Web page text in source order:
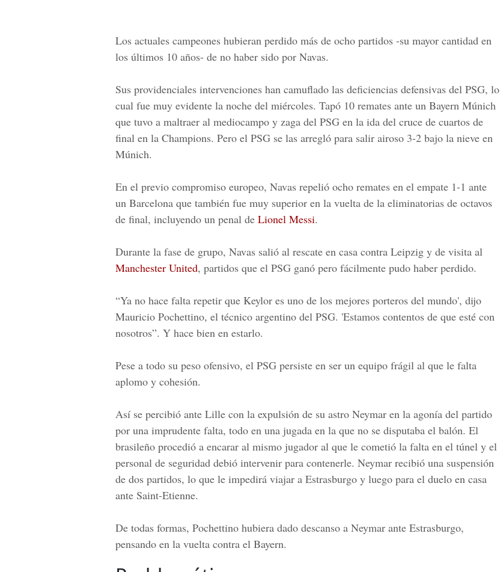
Los actuales campeones hubieran perdido más de ocho partidos -su mayor cantidad en
los últimos 10 años- de no haber sido por Navas.
Sus providenciales intervenciones han camuflado las deficiencias defensivas del PSG, lo
cual fue muy evidente la noche del miércoles. Tapó 10 remates ante un Bayern Múnich
que tuvo a maltraer al mediocampo y zaga del PSG en la ida del cruce de cuartos de
final en la Champions. Pero el PSG se las arregló para salir airoso 3-2 bajo la nieve en
Múnich.
En el previo compromiso europeo, Navas repelió ocho remates en el empate 1-1 ante
un Barcelona que también fue muy superior en la vuelta de la eliminatorias de octavos
de final, incluyendo un penal de Lionel Messi.
Durante la fase de grupo, Navas salió al rescate en casa contra Leipzig y de visita al
Manchester United, partidos que el PSG ganó pero fácilmente pudo haber perdido.
“Ya no hace falta repetir que Keylor es uno de los mejores porteros del mundo', dijo
Mauricio Pochettino, el técnico argentino del PSG. 'Estamos contentos de que esté con
nosotros”. Y hace bien en estarlo.
Pese a todo su peso ofensivo, el PSG persiste en ser un equipo frágil al que le falta
aplomo y cohesión.
Así se percibió ante Lille con la expulsión de su astro Neymar en la agonía del partido
por una imprudente falta, todo en una jugada en la que no se disputaba el balón. El
brasileño procedió a encarar al mismo jugador al que le cometió la falta en el túnel y el
personal de seguridad debió intervenir para contenerle. Neymar recibió una suspensión
de dos partidos, lo que le impedirá viajar a Estrasburgo y luego para el duelo en casa
ante Saint-Etienne.
De todas formas, Pochettino hubiera dado descanso a Neymar ante Estrasburgo,
pensando en la vuelta contra el Bayern.